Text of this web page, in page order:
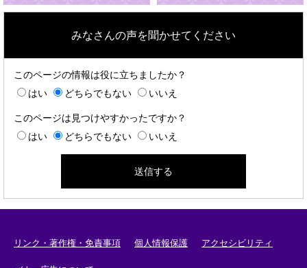
みなさんの声を聞かせてください
このページの情報は役に立ちましたか？
はい
どちらでもない いいえ
このページは見つけやすかったですか？
はい
どちらでもない いいえ
リンク・著作権・免責事項 個人情報保護 アクセシビリティ